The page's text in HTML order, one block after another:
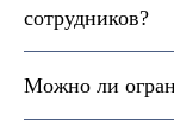
сотрудников?
Можно ли